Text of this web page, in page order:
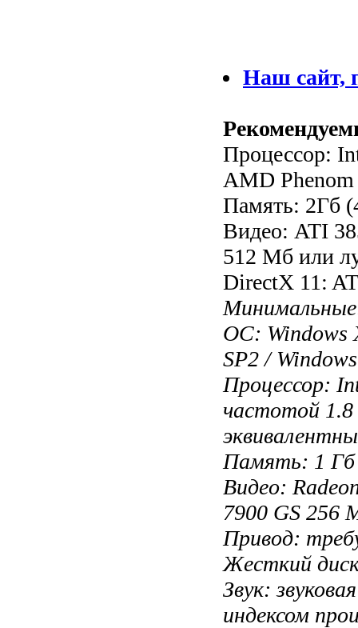
Наш сайт,
Процессор:
AMD
Память: 2Гб
Видео: ATI
512 Мб или
DirectX 11:
ОС: Windows
SP2 /
Процессор:
частотой
Память: 1 Гб
Видео:
7900 GS 256
Привод:
Жесткий
Звук:
индексом